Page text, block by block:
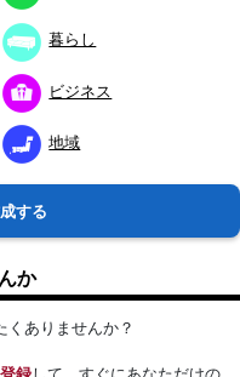
暮らし
ビジネス
地域
する
か
くありませんか？